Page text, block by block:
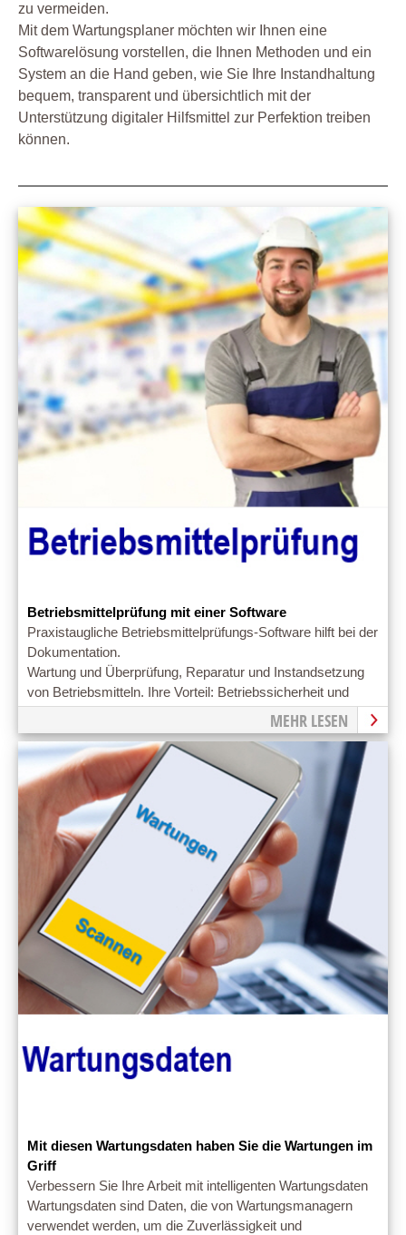
zu vermeiden.
Mit dem Wartungsplaner möchten wir Ihnen eine
Softwarelösung vorstellen, die Ihnen Methoden und ein
System an die Hand geben, wie Sie Ihre Instandhaltung
bequem, transparent und übersichtlich mit der
Unterstützung digitaler Hilfsmittel zur Perfektion treiben
können.
Betriebsmittelprüfung mit einer Software
Praxistaugliche Betriebsmittelprüfungs-Software hilft bei der
Dokumentation.
Wartung und Überprüfung, Reparatur und Instandsetzung
von Betriebsmitteln. Ihre Vorteil: Betriebssicherheit und
MEHR LESEN
Mit diesen Wartungsdaten haben Sie die Wartungen im
Griff
Verbessern Sie Ihre Arbeit mit intelligenten Wartungsdaten
Wartungsdaten sind Daten, die von Wartungsmanagern
verwendet werden, um die Zuverlässigkeit und